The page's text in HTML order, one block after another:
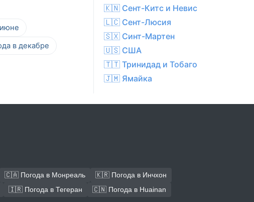
в декабре
🇰🇳 Сент-Китс и Невис
🇱🇨 Сент-Люсия
🇸🇽 Синт-Мартен
🇺🇸 США
🇹🇹 Тринидад и Тобаго
🇯🇲 Ямайка
🇨🇦 Погода в Монреаль
🇰🇷 Погода в Инчхон
🇮🇷 Погода в Тегеран 🇨🇳 Погода в Huainan